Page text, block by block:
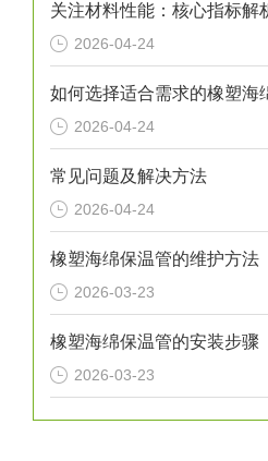
关注材料性能：核心指标解
2026-04-24
如何选择适合需求的橡塑海
2026-04-24
常见问题及解决方法
2026-04-24
橡塑海绵保温管的维护方法
2026-03-23
橡塑海绵保温管的安装步骤
2026-03-23